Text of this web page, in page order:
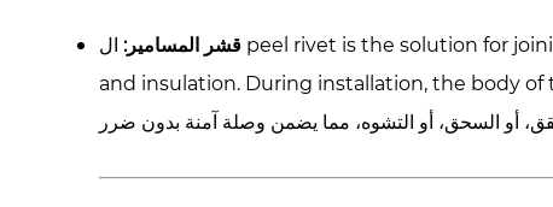
قشر المسامير: ال peel rivet is the solution for joining soft, brittle, or composite materials like plastic, wood,
and insulation. During installation, the body of